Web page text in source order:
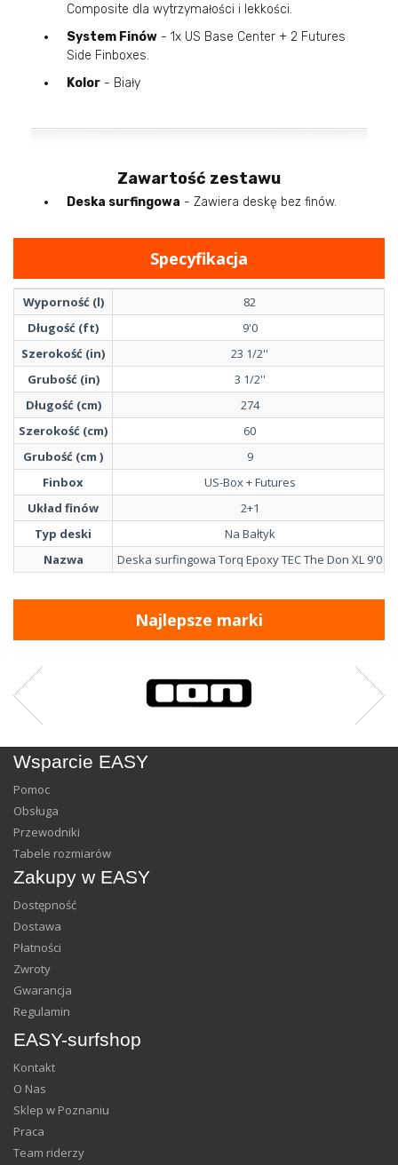
Composite dla wytrzymałości i lekkości.
System Finów - 1x US Base Center + 2 Futures
Side Finboxes.
Kolor - Biały
Zawartość zestawu
Deska surfingowa - Zawiera deskę bez finów.
Specyfikacja
Wyporność (l)
82
Długość (ft)
9'0
Szerokość (in)
23 1/2''
Grubość (in)
3 1/2''
Długość (cm)
274
Szerokość (cm)
60
Grubość (cm )
9
Finbox
US-Box + Futures
Układ finów
2+1
Typ deski
Na Bałtyk
Nazwa
Deska surfingowa Torq Epoxy TEC The Don XL 9'0
Najlepsze marki
Wsparcie EASY
Pomoc
Obsługa
Przewodniki
Tabele rozmiarów
Zakupy w EASY
Dostępność
Dostawa
Płatności
Zwroty
Gwarancja
Regulamin
EASY-surfshop
Kontakt
O Nas
Sklep w Poznaniu
Praca
Team riderzy